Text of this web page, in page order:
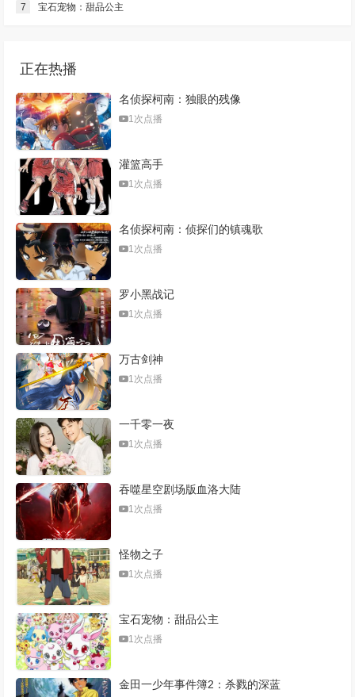
7 宝石宠物：甜品公主
正在热播
名侦探柯南：独眼的残像
1次点播
灌篮高手
1次点播
名侦探柯南：侦探们的镇魂歌
1次点播
罗小黑战记
1次点播
万古剑神
1次点播
一千零一夜
1次点播
吞噬星空剧场版血洛大陆
1次点播
怪物之子
1次点播
宝石宠物：甜品公主
1次点播
金田一少年事件簿2：杀戮的深蓝